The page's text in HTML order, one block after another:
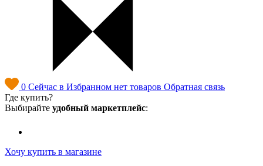
0 Сейчас в Избранном нет товаров Обратная связь
Где купить?
Выбирайте удобный маркетплейс:
Хочу купить в магазине